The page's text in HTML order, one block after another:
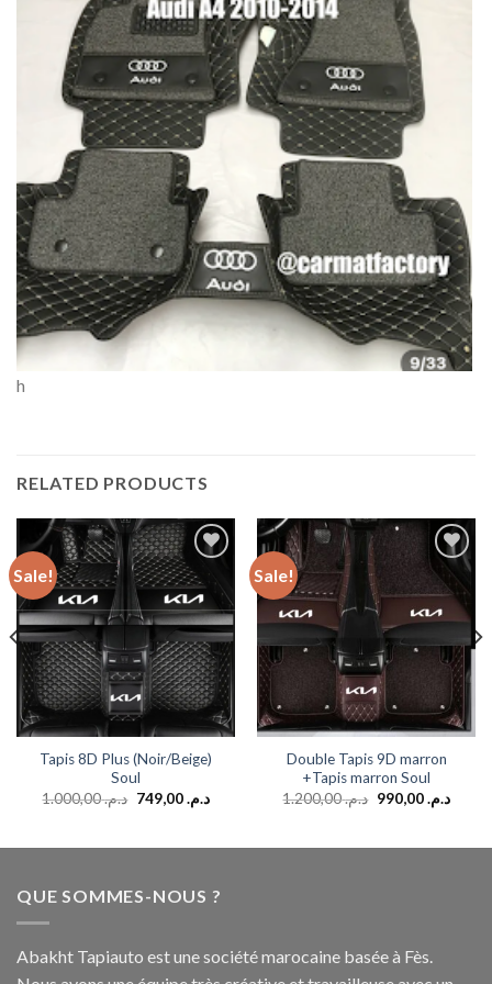
h
RELATED PRODUCTS
Sale!
Add to
wishlist
Tapis 8D Plus (Noir/Beige)
Soul
د.م.1.000,00 د.م.749,00
Sale!
Add to
wishlist
Double Tapis 9D marron
+Tapis marron Soul
د.م.1.200,00 د.م.990,00
QUE SOMMES-NOUS ?
Abakht Tapiauto est une société marocaine basée à Fès.